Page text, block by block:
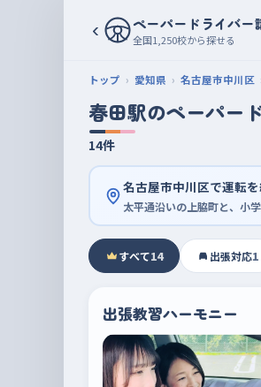
‹ ペーパードライバー
全国1,250校から探せる
トップ 愛知県 名古屋市中川区
春田駅のペーパー
14件
名古屋市中川区で運転
太平通沿いの上脇町と、小
すべて14 出張対応1
出張教習ハーモニー